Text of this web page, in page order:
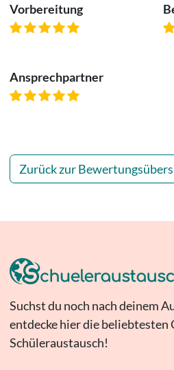
Vorbereitung
Ansprechpartner
Zurück zur
Suchst du noch nach deinem
entdecke hier die beliebtesten
Schüleraustausch!